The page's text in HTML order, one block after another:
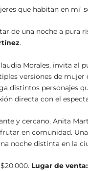
que habitan en mi’
de una noche a pura
.
Morales, invita
versiones de
distintos personajes
directa con el
y cercano, Anita
en comunidad.
noche distinta en la
$20.000. Lugar de venta: